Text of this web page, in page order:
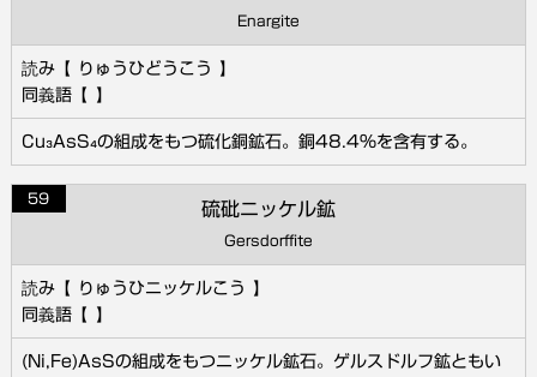
Enargite
りゅうひどうこう
Cu₃AsS₄の組成をもつ硫化銅鉱石。銅48.4％を含有する。
59
硫砒ニッケル鉱
Gersdorffite
りゅうひニッケルこう
(Ni,Fe)AsSの組成をもつニッケル鉱石。ゲルスドルフ鉱ともい